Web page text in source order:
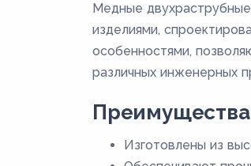
Медные
изделиями,
особенностями,
различных инженерных
Преимущества
Изготовлены из